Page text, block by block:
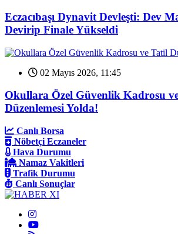
Eczacıbaşı Dynavit Devleşti: Dev
Devirip Finale Yükseldi
02 Mayıs 2026, 11:45
Okullara Özel Güvenlik Kadrosu
Düzenlemesi Yolda!
Canlı Borsa
Nöbetçi Eczaneler
Hava Durumu
Namaz Vakitleri
Trafik Durumu
Canlı Sonuçlar